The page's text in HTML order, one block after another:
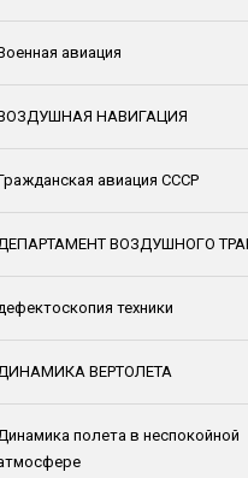
авиация
НАВИГАЦИЯ
авиация СССР
ВОЗДУШНОГО
техники
ВЕРТОЛЕТА
полета в неспокойной